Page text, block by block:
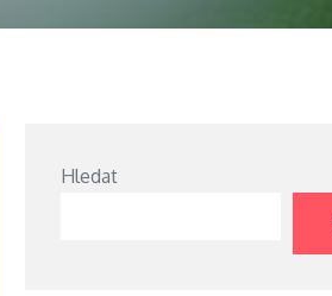
Hledat